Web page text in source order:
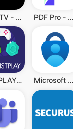
Pluto TV - TV, Filme & Serien PDF Pro - Reader & Maker
MISTPLAY: Spiele für Belohnung Microsoft Authenticator